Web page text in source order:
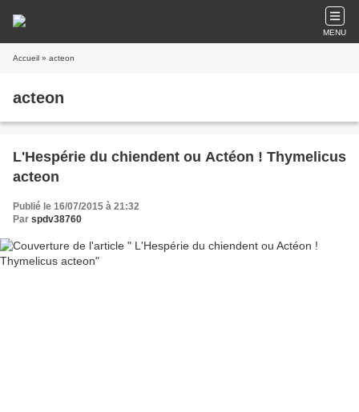
MENU
Accueil » acteon
acteon
L'Hespérie du chiendent ou Actéon ! Thymelicus
acteon
Publié le 16/07/2015 à 21:32
Par spdv38760